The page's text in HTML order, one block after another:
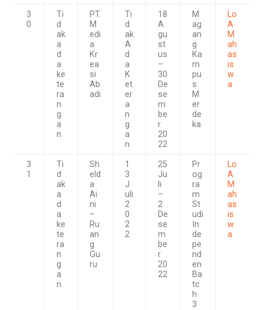
3
0
Ti
d
ak
a
d
a
ke
te
ra
n
g
a
n
PT.
M
edi
a
Kr
ea
si
Ab
adi
Ti
d
ak
A
d
a
K
et
er
a
n
g
a
n
18
A
gu
st
us
–
30
De
se
m
be
r
20
22
M
ag
an
g
Ka
m
pu
s
M
er
de
ka
Lo
A
M
ah
as
is
w
a
3
1
Ti
d
ak
a
d
a
ke
te
ra
n
g
a
n
Sh
eld
a
Ai
ni
–
Ru
an
g
Gu
ru
1
3
J
uli
2
0
2
2
25
Ju
li
–
2
De
se
m
be
r
20
22
Pr
og
ra
m
St
udi
In
de
pe
nd
en
Ba
tc
h
3
Lo
A
M
ah
as
is
w
a